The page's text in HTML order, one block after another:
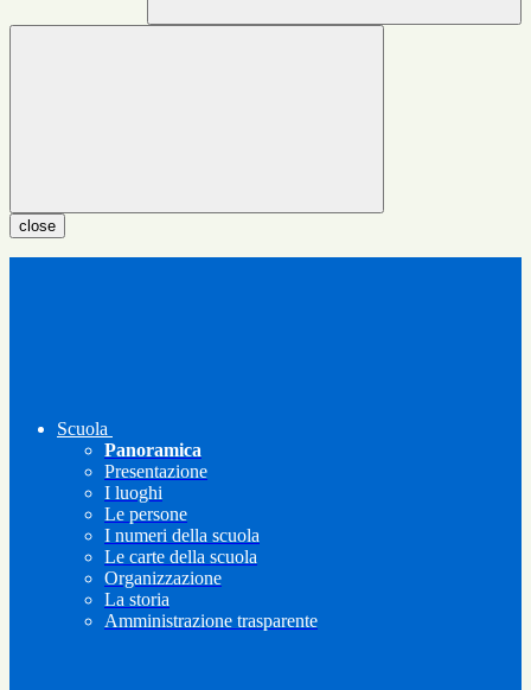
close
Scuola
Panoramica
Presentazione
I luoghi
Le persone
I numeri della scuola
Le carte della scuola
Organizzazione
La storia
Amministrazione trasparente